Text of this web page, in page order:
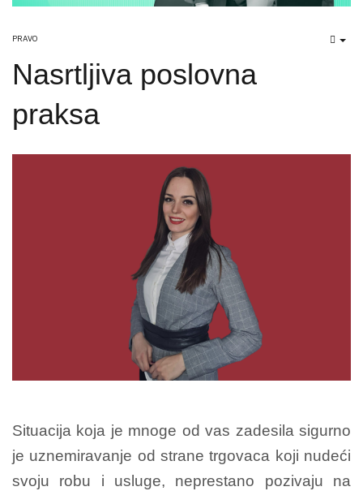
PRAVO
Nasrtljiva poslovna
praksa
Situacija koja je mnoge od vas zadesila sigurno
je uznemiravanje od strane trgovaca koji nudeći
svoju robu i usluge, neprestano pozivaju na